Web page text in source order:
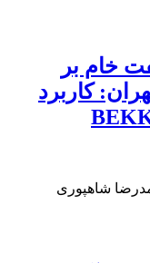
خام بر
کاربرد
شاهپوری